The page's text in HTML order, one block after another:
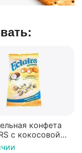
конфета
с кокосовой